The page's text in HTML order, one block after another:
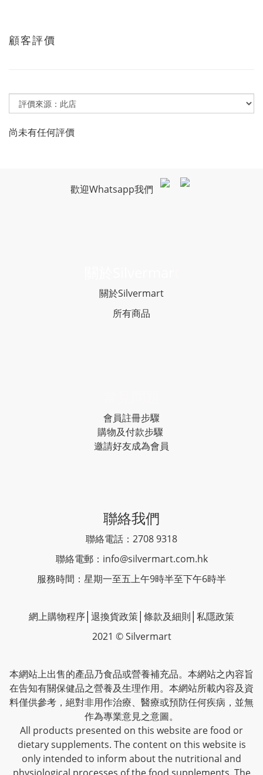
顧客評價
尚未有任何評價
歡迎Whatsapp我們
關於Silvermart
所有商品
會員註冊步驟
購物及付款步驟
邀請好友成為會員
聯絡我們
聯絡電話：2708 9318
聯絡電郵： info@silvermart.com.hk
服務時間：星期一至五上午9時半至下午6時半
網上購物程序 退換貨政策 條款及細則 私隱政策
2021 © Silvermart
本網站上出售的產品乃食品或營養補充品。本網站之內容旨
在告知有關保健品之營養及生理作用。本網站所載內容及資
料僅供參考，絕對非用作治療、醫療或預防任何疾病，並無
作為專業意見之意圖。
All products presented on this website are food or
dietary supplements. The content on this website is
only intended to inform about the nutritional and